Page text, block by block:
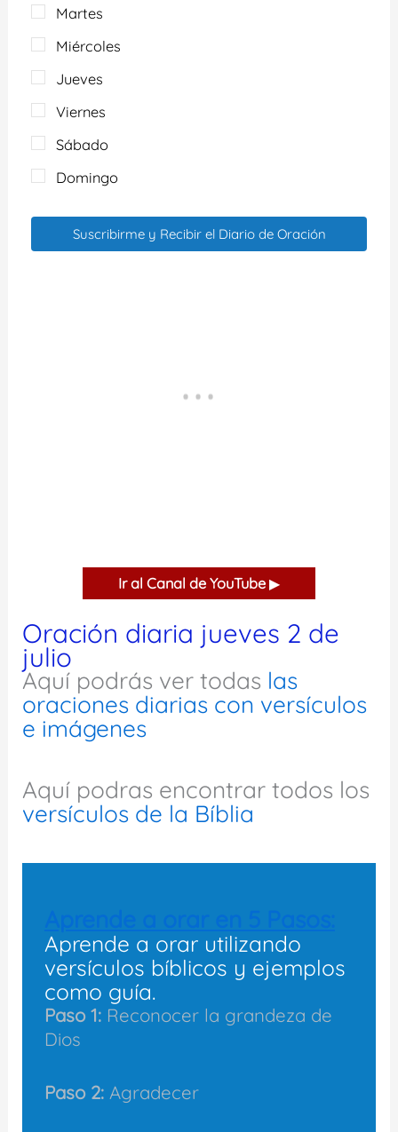
Martes
Miércoles
Jueves
Viernes
Sábado
Domingo
Suscribirme y Recibir el Diario de Oración
Ir al Canal de YouTube ▶
Oración diaria jueves 2 de
julio
Aquí podrás ver todas las
oraciones diarias con versículos
e imágenes
Aquí podras encontrar todos los
versículos de la Bíblia
Aprende a orar utilizando
versículos bíblicos y ejemplos
como guía.
Paso 1:Reconocer la grandeza de
Dios
Paso 2:Agradecer